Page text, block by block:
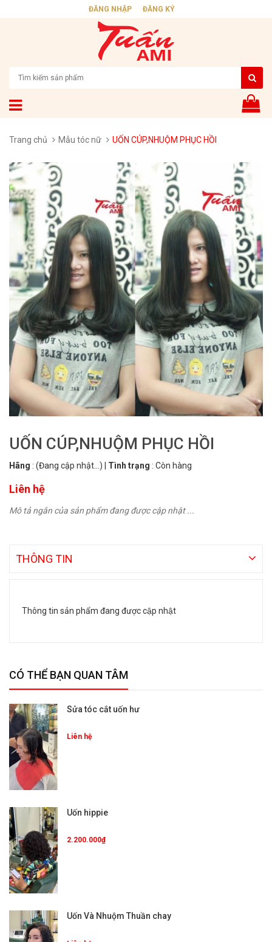
ĐĂNG NHẬP ĐĂNG KÝ
Trang chủ Mẫu tóc nữ UỐN CÚP,NHUỘM PHỤC HỒI
UỐN CÚP,NHUỘM PHỤC HỒI
Hãng : (Đang cập nhật...) Tình trạng : Còn hàng
Liên hệ
Mô tả ngắn của sản phẩm đang được cập nhật ...
THÔNG TIN
Thông tin sản phẩm đang được cập nhật
CÓ THỂ BẠN QUAN TÂM
Sửa tóc cắt uốn hư
Liên hệ
Uốn hippie
2.200.000₫
Uốn Và Nhuộm Thuần chay